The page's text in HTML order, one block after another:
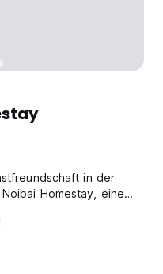
in der
Homestay, einem
Perfekt für
in der Nähe von